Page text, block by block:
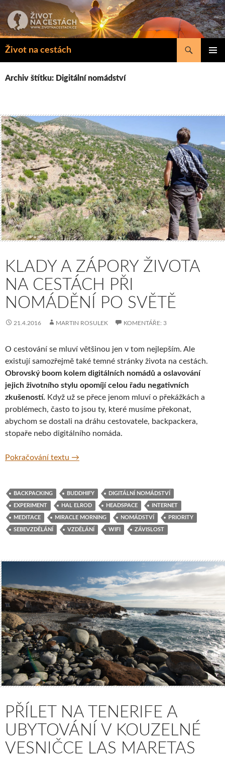
k
obsahu
Život na cestách
Hledat
Archiv štítku: Digitální nomádství
KLADY A ZÁPORY ŽIVOTA
NA CESTÁCH PŘI
NOMÁDĚNÍ PO SVĚTĚ
21.4.2016 MARTIN ROSULEK KOMENTÁŘE: 3
O cestování se mluví většinou jen v tom nejlepším. Ale
existují samozřejmě také temné stránky života na cestách.
Obrovský boom kolem digitálních nomádů a oslavování
jejich životního stylu opomíjí celou řadu negativních
zkušeností. Když už se přece jenom mluví o překážkách a
problémech, často to jsou ty, které musíme překonat,
abychom se dostali na dráhu cestovatele, backpackera,
stopaře nebo digitálního nomáda.
Pokračování textu Klady a zápory života na cestách při
→
BACKPACKING BUDDHIFY DIGITÁLNÍ NOMÁDSTVÍ
EXPERIMENT HAL ELROD HEADSPACE INTERNET
MEDITACE MIRACLE MORNING NOMÁDSTVÍ PRIORITY
SEBEVZDĚLÁNÍ VZDĚLÁNÍ WIFI ZÁVISLOST
PŘÍLET NA TENERIFE A
UBYTOVÁNÍ V KOUZELNÉ
VESNIČCE LAS MARETAS